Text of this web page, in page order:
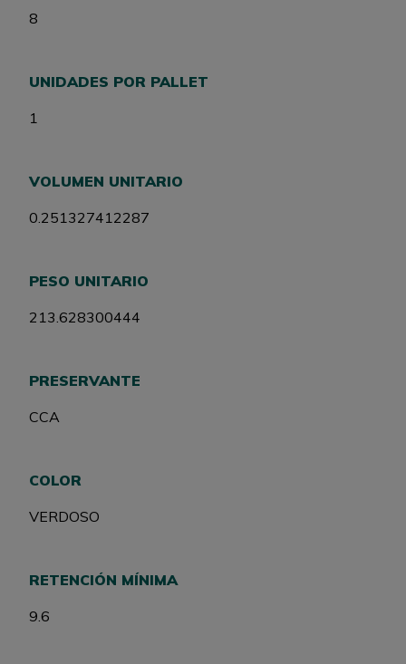
8
UNIDADES POR PALLET
1
VOLUMEN UNITARIO
0.251327412287
PESO UNITARIO
213.628300444
PRESERVANTE
CCA
COLOR
VERDOSO
RETENCIÓN MÍNIMA
9.6